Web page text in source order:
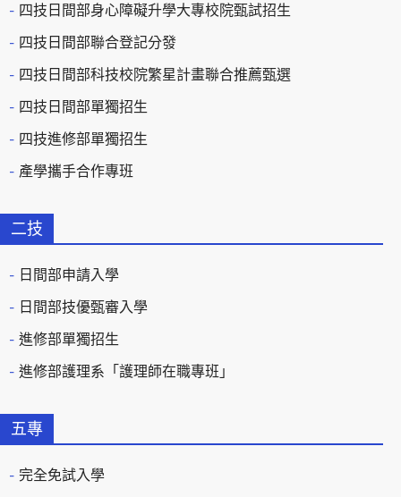
四技日間部身心障礙升學大專校院甄試招生
四技日間部聯合登記分發
四技日間部科技校院繁星計畫聯合推薦甄選
四技日間部單獨招生
四技進修部單獨招生
產學攜手合作專班
二技
日間部申請入學
日間部技優甄審入學
進修部單獨招生
進修部護理系「護理師在職專班」
五專
完全免試入學